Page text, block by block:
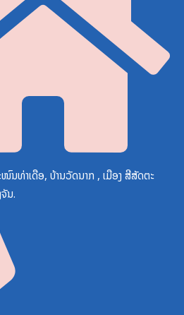
ນທ່າເດືອ, ບ້ານວັດນາກ , ເມືອງ ສີສັດຕະ
ນ.